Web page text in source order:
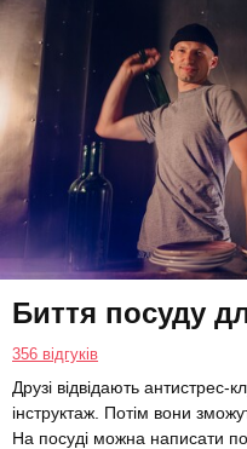
Биття посуду
356 відгуків
Друзі відвідають антистрес-
інструктаж. Потім вони
На посуді можна написати